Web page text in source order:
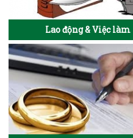
Lao động & Việc làm